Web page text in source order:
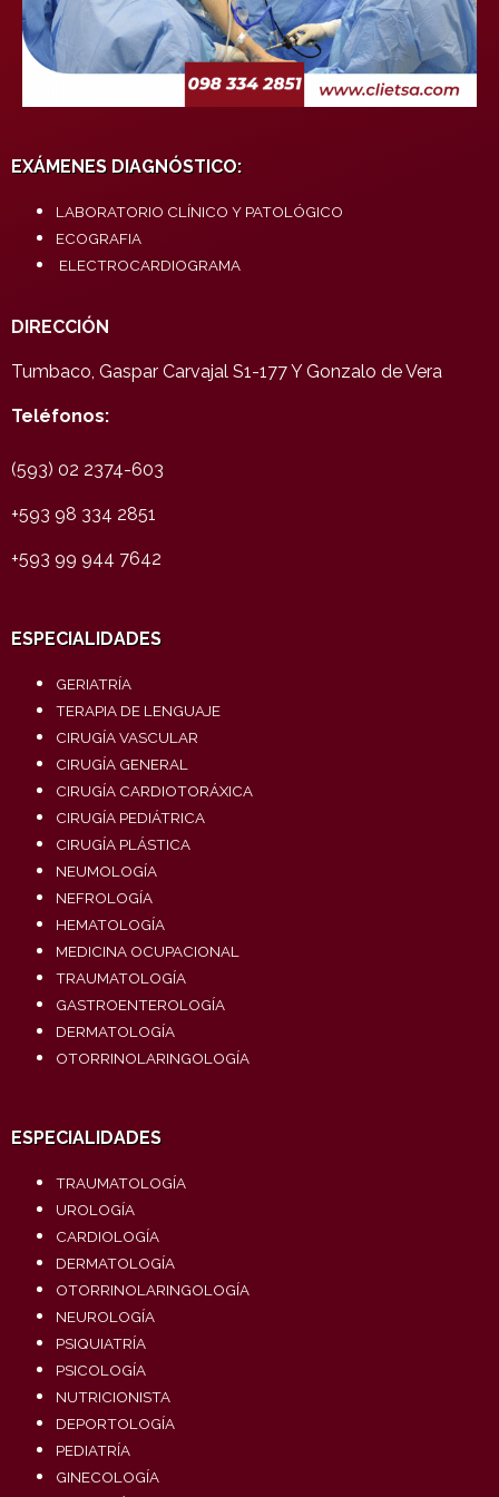
EXÁMENES DIAGNÓSTICO:
LABORATORIO CLÍNICO Y PATOLÓGICO
ECOGRAFIA
ELECTROCARDIOGRAMA
DIRECCIÓN
Tumbaco, Gaspar Carvajal S1-177 Y Gonzalo de Vera
Teléfonos:
(593) 02 2374-603
+593 98 334 2851
+593 99 944 7642
ESPECIALIDADES
GERIATRÍA
TERAPIA DE LENGUAJE
CIRUGÍA VASCULAR
CIRUGÍA GENERAL
CIRUGÍA CARDIOTORÁXICA
CIRUGÍA PEDIÁTRICA
CIRUGÍA PLÁSTICA
NEUMOLOGÍA
NEFROLOGÍA
HEMATOLOGÍA
MEDICINA OCUPACIONAL
TRAUMATOLOGÍA
GASTROENTEROLOGÍA
DERMATOLOGÍA
OTORRINOLARINGOLOGÍA
ESPECIALIDADES
TRAUMATOLOGÍA
UROLOGÍA
CARDIOLOGÍA
DERMATOLOGÍA
OTORRINOLARINGOLOGÍA
NEUROLOGÍA
PSIQUIATRÍA
PSICOLOGÍA
NUTRICIONISTA
DEPORTOLOGÍA
PEDIATRÍA
GINECOLOGÍA